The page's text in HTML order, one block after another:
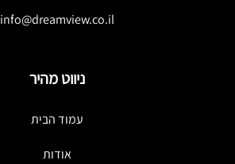
info@dreamview.co.il
ניווט מהיר
עמוד הבית
אודות